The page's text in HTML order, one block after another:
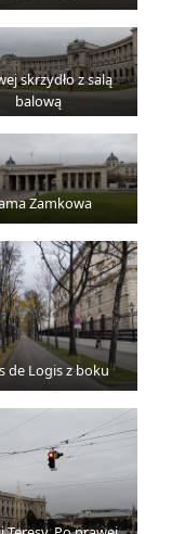
skrzydło z salą
balową
Zamkowa
de Logis z boku